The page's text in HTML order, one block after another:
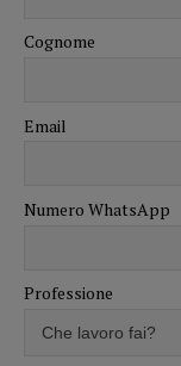
Cognome
Email
Numero WhatsApp
Professione